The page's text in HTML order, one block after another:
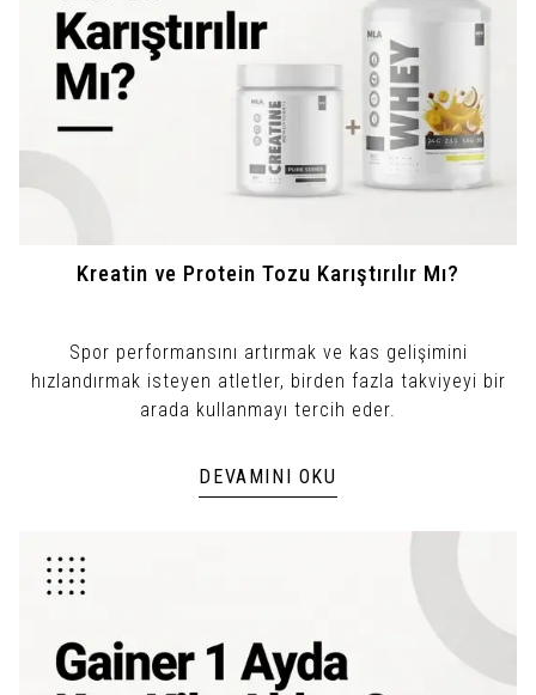
Kreatin ve Protein Tozu Karıştırılır Mı?
Spor performansını artırmak ve kas gelişimini
hızlandırmak isteyen atletler, birden fazla takviyeyi bir
arada kullanmayı tercih eder.
DEVAMINI OKU